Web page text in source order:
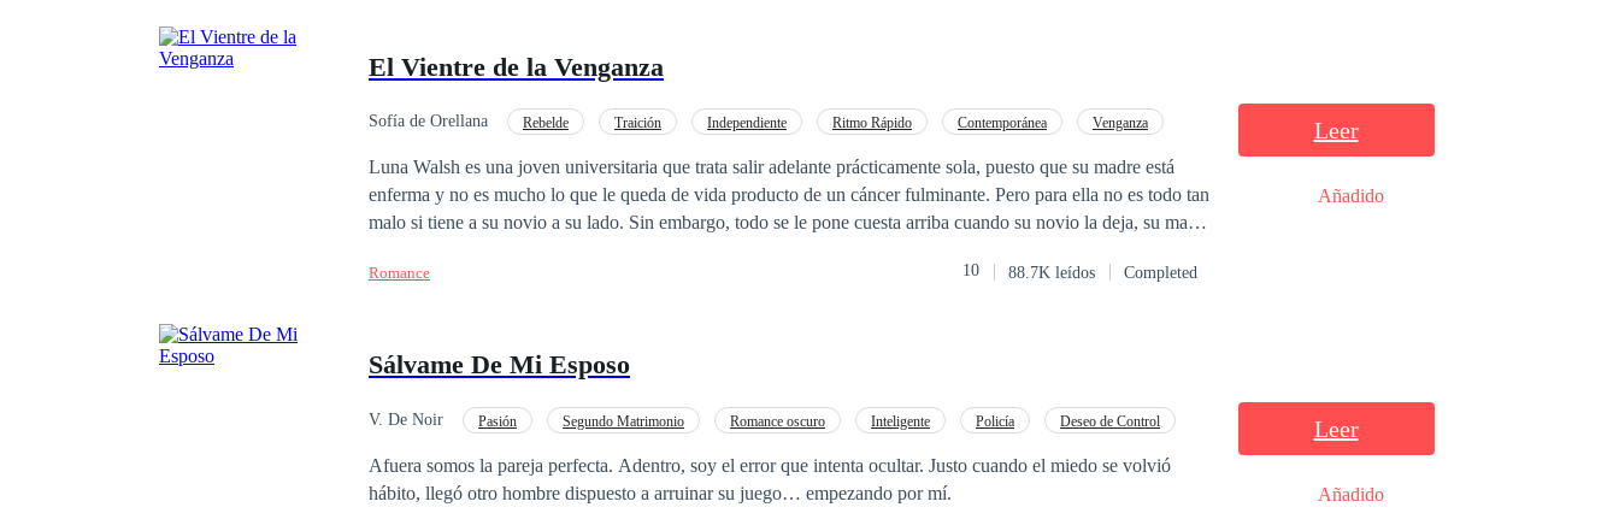
no todo lo que brilla es oro, no podemos juzgar a las personas sin conocerlas, lecciones de vida que
intensa historia
El Vientre de la Venganza
Sofía de Orellana Rebelde Traición Independiente Ritmo Rápido Contemporánea
Venganza
Luna Walsh es una joven universitaria que trata salir adelante prácticamente sola, puesto que su madre está
enferma y no es mucho lo que le queda de vida producto de un cáncer fulminante. Pero para ella no es todo tan
malo si tiene a su novio a su lado. Sin embargo, todo se le pone cuesta arriba cuando su novio la deja, su madre
quien recurrir, se topa con el anuncio en un diario electrónico que le llama la atención y decide que para no
porque las relaciones no son lo suyo. Arisco, frío, calculador y hasta cruel, se encontrará con Luna, quien es
a su heredero… hasta que una verdad sale a la luz y ahora querrá poseerla por razones muy diferentes.
Romance 10 88.7K leídos Completed
Leer
Añadido
Sálvame De Mi Esposo
V. De Noir Pasión Segundo Matrimonio Romance oscuro Inteligente Policía
Deseo de Control
Afuera somos la pareja perfecta. Adentro, soy el error que intenta ocultar. Justo cuando el miedo se volvió
hábito, llegó otro hombre dispuesto a arruinar su juego… empezando por mí.
Leer
Añadido